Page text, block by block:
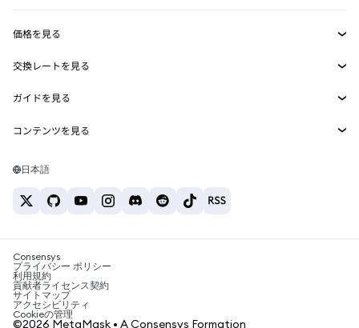
MetaMask Connect
Snaps
Web3サービス
セキュリティ
サポート
キャリア
お問い合わせ
価格を見る
イーサリアムの価格
Solanaの価格
Tetherの価格
交換レートを見る
ETH→USD
USDT→INR
BTC→INR
ETH→USDT
ガイドを見る
ETHの購入
USDTの購入
SHIBの購入
BNBの購入
コンテンツを見る
Solanaウォレット
税制関連ニュース
暗号資産の購入方法は？
ビットコインを売るには？
日本語
Consensys
プライバシー ポリシー
利用規約
貢献者ライセンス契約
サイトマップ
アクセシビリティ
Cookieの管理
©2026 MetaMask • A Consensys Formation